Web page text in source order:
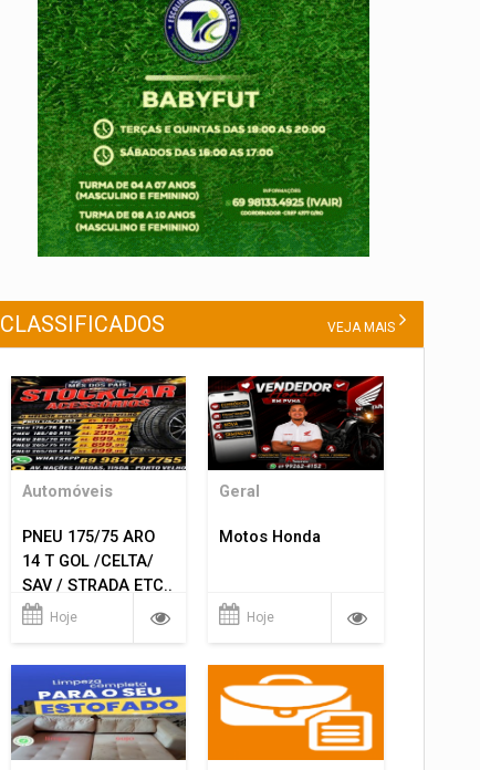
CLASSIFICADOS VEJA MAIS
Automóveis
PNEU 175/75 ARO
14 T GOL /CELTA/
SAV / STRADA ETC..
R$ 219,99
Hoje
Geral
Motos Honda
Hoje